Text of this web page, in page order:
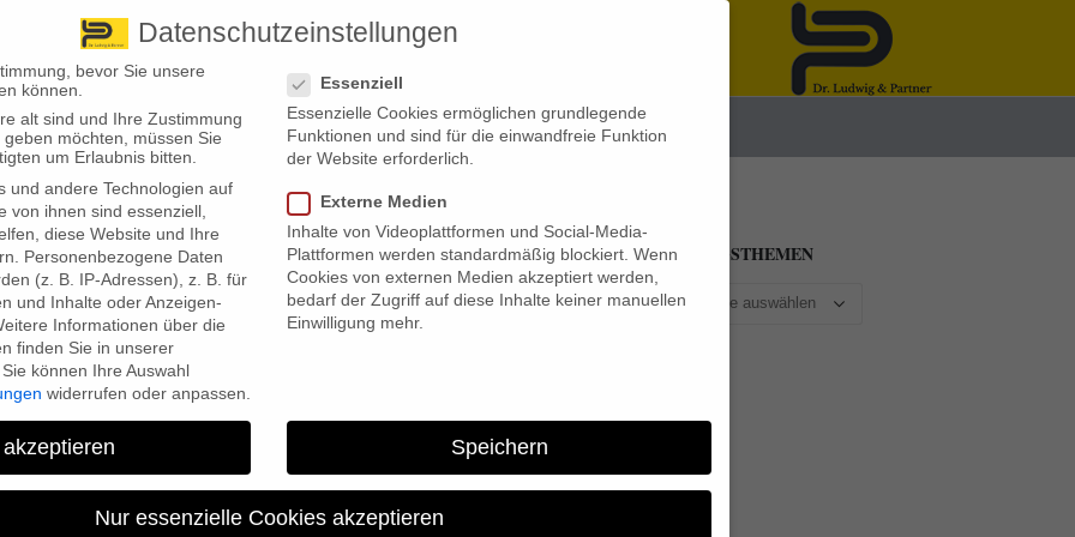
finden Sie unsStandorte
Wir bieten Leistungsübersicht Über uns Standorte News
der gesunden Ernährung“ begangen, der ein Bewusstsein dafür
zu ernähren. Anlass, den Blick auf ein sensibles
Versicherung.
Wohlbefinden: Das ist den meisten bekannt. Weniger bekannt ist
man sich gegen Risiken absichern will. Sowohl in der privaten
BEITRAGSTHEMEN
Datenschutzeinstellungen
bevor Sie unsere
können.
alt sind und Ihre Zustimmung
möchten, müssen Sie
um Erlaubnis bitten.
und andere Technologien auf
von ihnen sind essenziell,
diese Website und Ihre
Personenbezogene Daten
(z. B. IP-Adressen), z. B. für
und Inhalte oder Anzeigen-
Informationen über die
finden Sie in unserer
Sie können Ihre Auswahl
widerrufen oder anpassen.
Essenziell
Essenzielle Cookies ermöglichen grundlegende
Funktionen und sind für die einwandfreie Funktion
der Website erforderlich.
Externe Medien
Inhalte von Videoplattformen und Social-Media-
Plattformen werden standardmäßig blockiert. Wenn
Cookies von externen Medien akzeptiert werden,
bedarf der Zugriff auf diese Inhalte keiner manuellen
Einwilligung mehr.
Speichern
Nur essenzielle Cookies akzeptieren